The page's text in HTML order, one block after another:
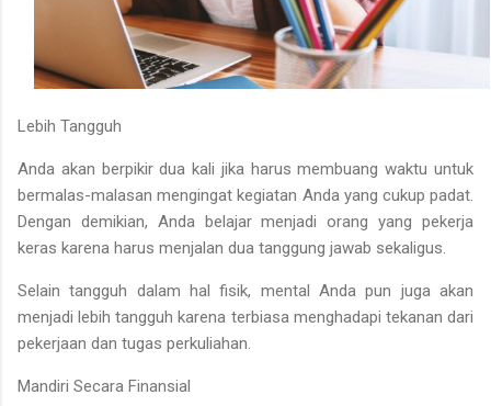
Lebih Tangguh
Anda akan berpikir dua kali jika harus membuang waktu untuk
bermalas-malasan mengingat kegiatan Anda yang cukup padat.
Dengan demikian, Anda belajar menjadi orang yang pekerja
keras karena harus menjalan dua tanggung jawab sekaligus.
Selain tangguh dalam hal fisik, mental Anda pun juga akan
menjadi lebih tangguh karena terbiasa menghadapi tekanan dari
pekerjaan dan tugas perkuliahan.
Mandiri Secara Finansial